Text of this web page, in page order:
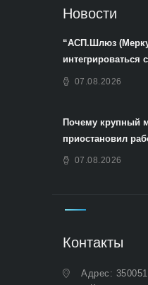
Новости
“АСП.Шлюз
07.08.2026
Почему крупный
приостановил
07.08.2026
Контакты
Адрес: